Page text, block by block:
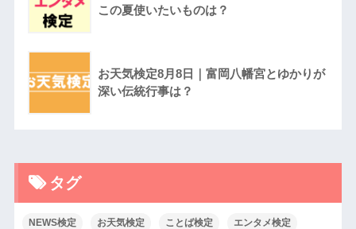
この夏使いたいものは？
お天気検定8月8日｜富岡八幡宮とゆかりが
深い伝統行事は？
タグ
NEWS検定 お天気検定 ことば検定 エンタメ検定